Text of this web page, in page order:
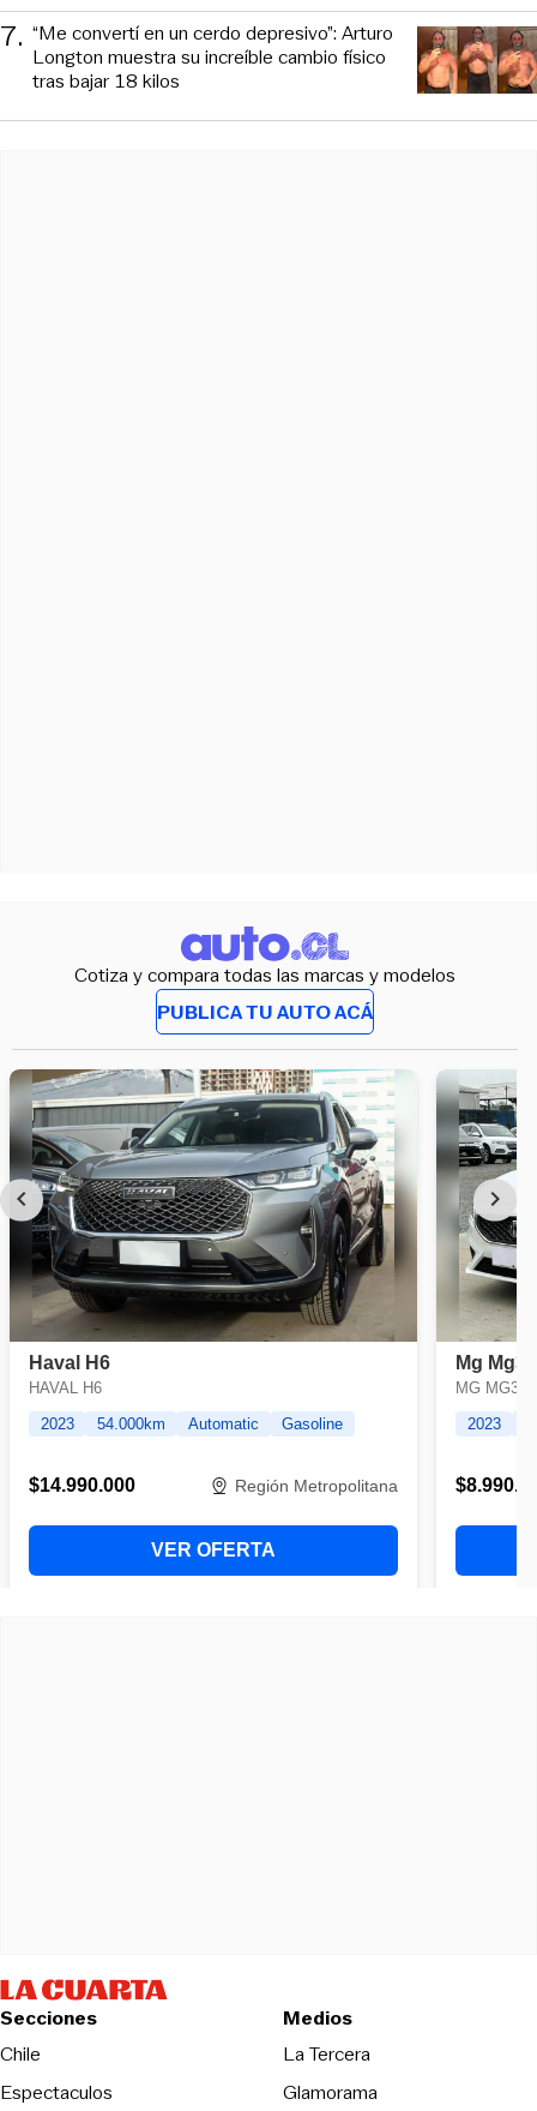
7. “Me convertí en un cerdo depresivo”: Arturo
Longton muestra su increíble cambio físico
tras bajar 18 kilos
Cotiza y compara todas las marcas y modelos
PUBLICA TU AUTO ACÁ
Secciones
Chile
Espectaculos
Medios
La TerceraOpens in new
Glamorama